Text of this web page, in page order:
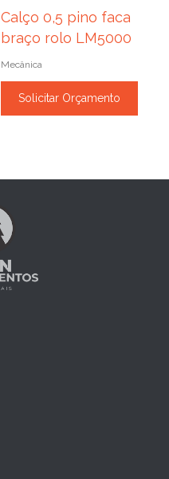
Calço 0,5 pino faca
braço rolo LM5000
Mecânica
Solicitar Orçamento